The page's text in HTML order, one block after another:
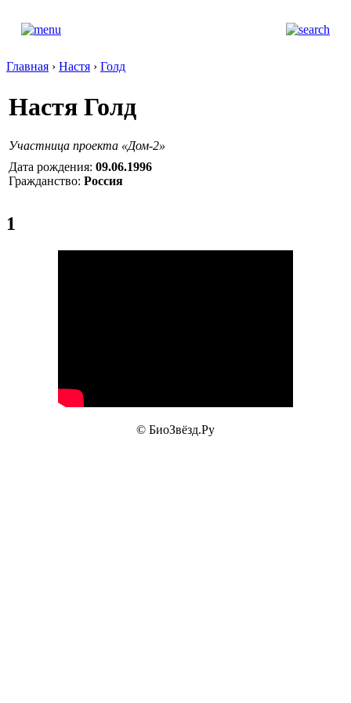
Главная › Настя › Голд
Настя Голд
Участница проекта «Дом-2»
Дата рождения: 09.06.1996
Гражданство: Россия
1
© БиоЗвёзд.Ру